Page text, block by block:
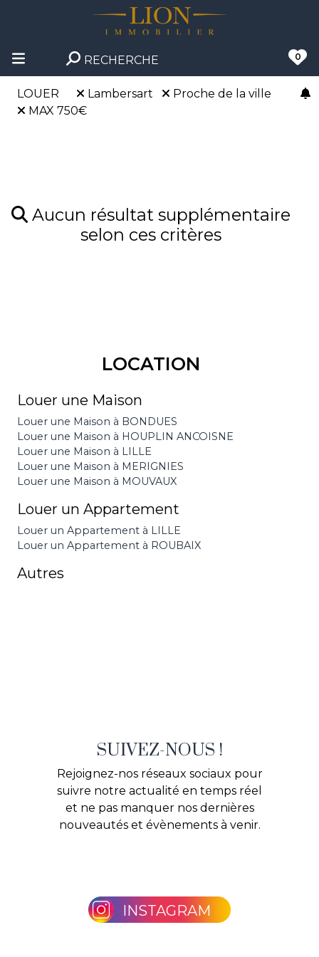
RECHERCHE 0
LOUER Lambersart
Proche de la ville
MAX 750€
Aucun résultat supplémentaire
selon ces critères
LOCATION
Louer une Maison
Louer une Maison à BONDUES
Louer une Maison à HOUPLIN ANCOISNE
Louer une Maison à LILLE
Louer une Maison à MERIGNIES
Louer une Maison à MOUVAUX
Louer un Appartement
Louer un Appartement à LILLE
Louer un Appartement à ROUBAIX
Autres
SUIVEZ-NOUS !
Rejoignez-nos réseaux sociaux pour
suivre notre actualité en temps réel
et ne pas manquer nos dernières
nouveautés et évènements à venir.
INSTAGRAM